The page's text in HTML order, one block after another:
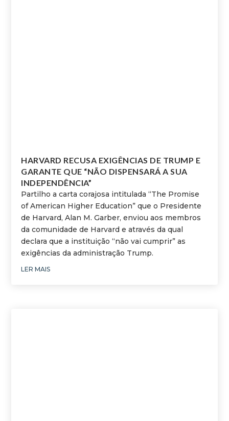
HARVARD RECUSA EXIGÊNCIAS DE TRUMP E
GARANTE QUE “NÃO DISPENSARÁ A SUA
INDEPENDÊNCIA”
Partilho a carta corajosa intitulada “The Promise
of American Higher Education” que o Presidente
de Harvard, Alan M. Garber, enviou aos membros
da comunidade de Harvard e através da qual
declara que a instituição “não vai cumprir” as
exigências da administração Trump.
LER MAIS